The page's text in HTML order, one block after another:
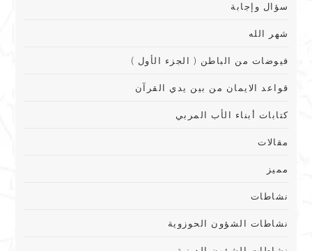
سؤال وإجابة
شهر الله
فيوضات من الباطن ( الجزء الأول )
قواعد الايمان من بين يدي القرآن
كتابات أبناء الأب المربي
مقالات
مميز
نشاطات
نشاطات الشؤون الحوزوية